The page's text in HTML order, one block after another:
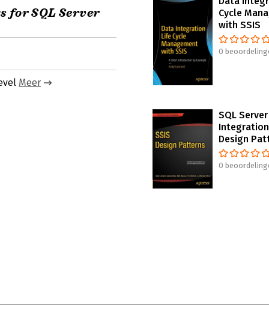
for SQL Server
Meer
Cycle
with SSIS
0
SQL
Design
0